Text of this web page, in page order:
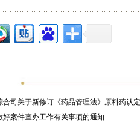
合司关于新修订《药品管理法》原料药认
好案件查办工作有关事项的通知